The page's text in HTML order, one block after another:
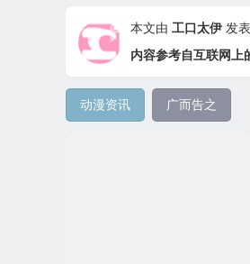
本文由 工口太伊 发
内容参考自互联网上
动漫资讯 广而告之